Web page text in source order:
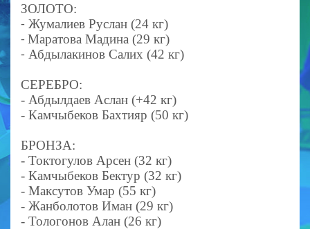
ЗОЛОТО:
- Жумалиев Руслан (24 кг)
- Маратова Мадина (29 кг)
- Абдылакинов Салих (42 кг)
СЕРЕБРО:
- Абдылдаев Аслан (+42 кг)
- Камчыбеков Бахтияр (50 кг)
БРОНЗА:
- Токтогулов Арсен (32 кг)
- Камчыбеков Бектур (32 кг)
- Максутов Умар (55 кг)
- Жанболотов Иман (29 кг)
- Тологонов Алан (26 кг)